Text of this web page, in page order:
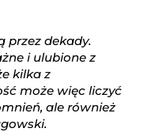
przez dekady.
i ulubione z
kilka z
może więc liczyć
ale również